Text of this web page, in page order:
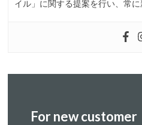
イル」に関する提案を行い、常に
For new customer